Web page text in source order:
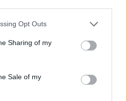
Opt Outs
Sharing of my
Sale of my
φωτογραφία της κόρης